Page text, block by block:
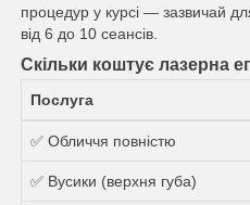
процедур у курсі — зазвичай
від 6 до 10 сеансів.
Скільки коштує лазерна
Послуга
✅ Обличчя повністю
✅ Вусики (верхня губа)